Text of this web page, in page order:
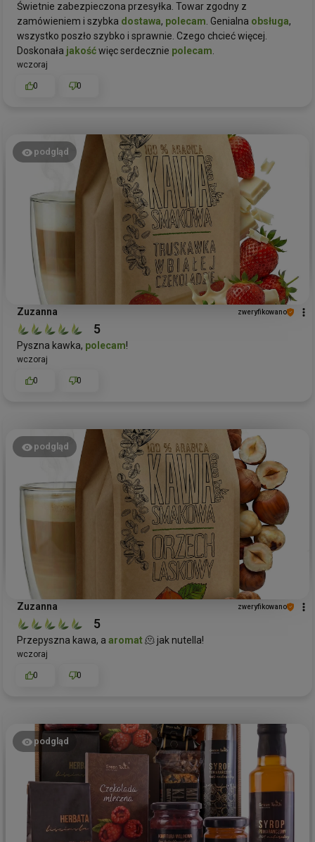
Świetnie zabezpieczona przesyłka. Towar zgodny z
zamówieniem i szybka dostawa, polecam. Genialna obsługa,
wszystko poszło szybko i sprawnie. Czego chcieć więcej.
Doskonała jakośćwięc serdecznie polecam.
wczoraj
0 0
podgląd
Zuzanna zweryfikowano
5
Pyszna kawka, polecam!
wczoraj
0 0
podgląd
Zuzanna zweryfikowano
5
Przepyszna kawa, a aromat🫠 jak nutella!
wczoraj
0 0
podgląd